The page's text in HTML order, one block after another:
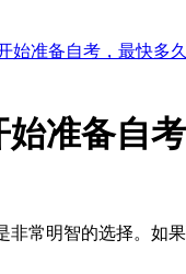
始准备自考，最快多
准备自
常明智的选择。